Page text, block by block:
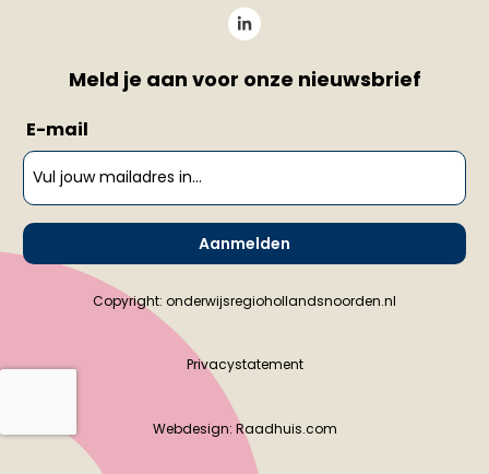
Meld je aan voor onze nieuwsbrief
E-mail
Aanmelden
Copyright: onderwijsregiohollandsnoorden.nl
Privacystatement
Webdesign: Raadhuis.com